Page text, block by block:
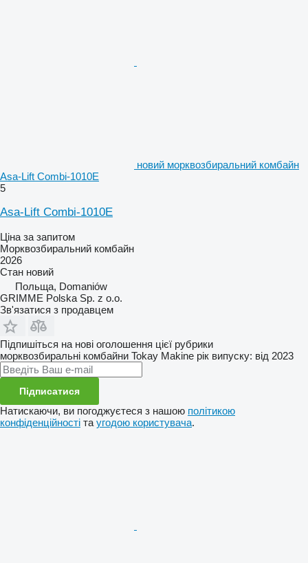
новий морквозбиральний комбайн
Asa-Lift Combi-1010E
5
Asa-Lift Combi-1010E
Ціна за запитом
Морквозбиральний комбайн
2026
Стан новий
Польща, Domaniów
GRIMME Polska Sp. z o.o.
Зв'язатися з продавцем
Підпишіться на нові оголошення цієї рубрики
морквозбиральні комбайни Tokay Makine рік випуску: від 2023
Підписатися
Натискаючи, ви погоджуєтеся з нашою політикою
конфіденційності та угодою користувача.